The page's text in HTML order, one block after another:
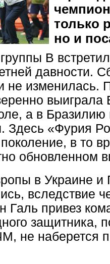
только
но и
В
давности.
не изменилась.
а в
Здесь «Фурия
в то
обновленном
в Украине
вследствие
Галь привез
защитника,
не наберется